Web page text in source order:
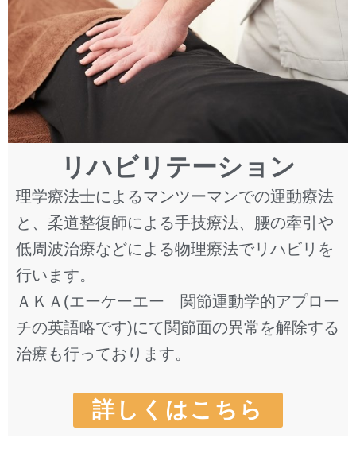
リハビリテーション
理学療法士によるマンツーマンでの運動療法
と、柔道整復師による手技療法、腰の牽引や
低周波治療などによる物理療法でリハビリを
行います。
ＡＫＡ(エーケーエー 関節運動学的アプロー
チの英語略です)にて関節面の異常を解除する
治療も行っております。
詳しくはこちら